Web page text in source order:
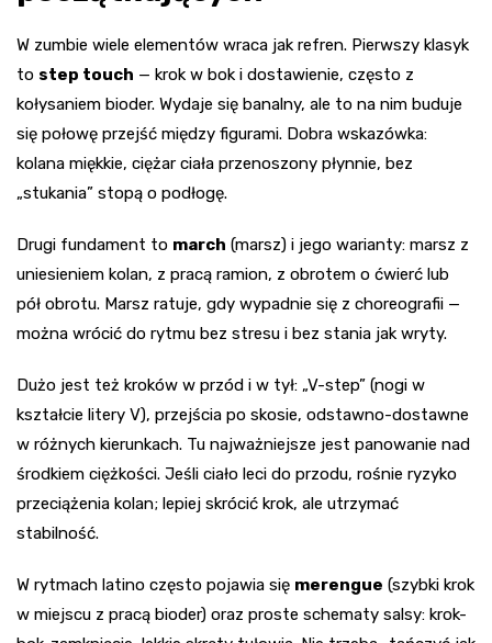
W zumbie wiele elementów wraca jak refren. Pierwszy klasyk
to step touch — krok w bok i dostawienie, często z
kołysaniem bioder. Wydaje się banalny, ale to na nim buduje
się połowę przejść między figurami. Dobra wskazówka:
kolana miękkie, ciężar ciała przenoszony płynnie, bez
„stukania” stopą o podłogę.
Drugi fundament to march (marsz) i jego warianty: marsz z
uniesieniem kolan, z pracą ramion, z obrotem o ćwierć lub
pół obrotu. Marsz ratuje, gdy wypadnie się z choreografii —
można wrócić do rytmu bez stresu i bez stania jak wryty.
Dużo jest też kroków w przód i w tył: „V-step” (nogi w
kształcie litery V), przejścia po skosie, odstawno-dostawne
w różnych kierunkach. Tu najważniejsze jest panowanie nad
środkiem ciężkości. Jeśli ciało leci do przodu, rośnie ryzyko
przeciążenia kolan; lepiej skrócić krok, ale utrzymać
stabilność.
W rytmach latino często pojawia się merengue (szybki krok
w miejscu z pracą bioder) oraz proste schematy salsy: krok-